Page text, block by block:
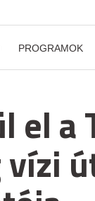
PROGRAMOK
el a